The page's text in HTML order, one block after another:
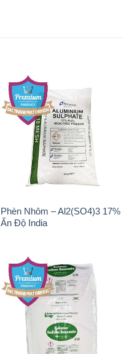
Phèn Nhôm – Al2(SO4)3 17%
Ấn Độ India